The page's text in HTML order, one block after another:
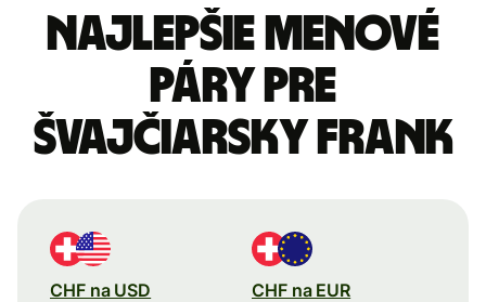
Najlepšie menové
páry pre
Švajčiarsky frank
CHF na USD CHF na EUR